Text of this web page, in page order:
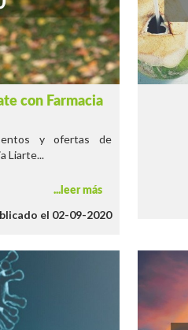
con Farmacia
y ofertas de
Liarte...
leer más
el 02-09-2020